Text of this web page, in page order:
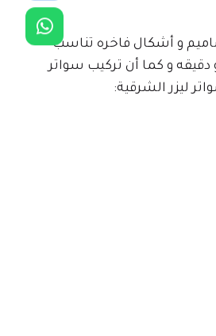
و أشكال فاخره تناسب
و كما أن تركيب سواتر
ليزر الشرقية: